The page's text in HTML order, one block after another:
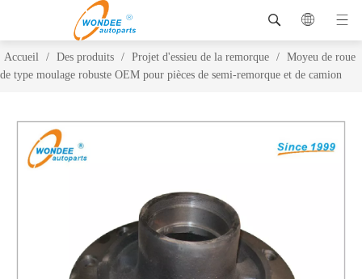
Accueil / Des produits / Projet d'essieu de la remorque / Moyeu de roue
de type moulage robuste OEM pour pièces de semi-remorque et de camion